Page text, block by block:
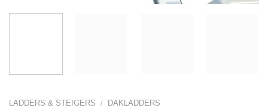
LADDERS & STEIGERS / DAKLADDERS